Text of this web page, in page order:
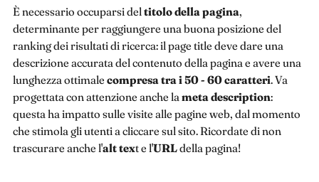
È necessario occuparsi del titolo della pagina,
determinante per raggiungere una buona posizione del
ranking dei risultati di ricerca: il page title deve dare una
descrizione accurata del contenuto della pagina e avere una
lunghezza ottimale compresa tra i 50 - 60 caratteri. Va
progettata con attenzione anche la meta description:
questa ha impatto sulle visite alle pagine web, dal momento
che stimola gli utenti a cliccare sul sito. Ricordate di non
trascurare anche l'alt text e l'URLdella pagina!